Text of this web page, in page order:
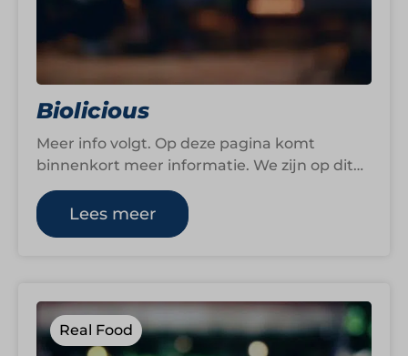
Biolicious
Meer info volgt. Op deze pagina komt
binnenkort meer informatie. We zijn op dit
moment namelijk nog druk bezig om…
Lees meer
Real Food